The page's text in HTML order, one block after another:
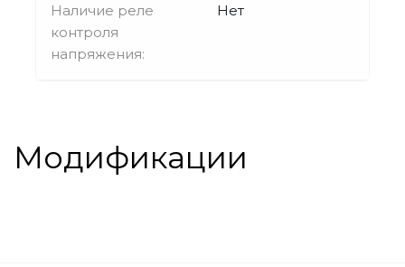
Наличие реле
контроля
напряжения:
Нет
Модификации